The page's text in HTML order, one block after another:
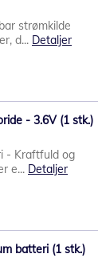
strømkilde
d... Detaljer
- 3.6V (1 stk.)
- Kraftfuld og
e... Detaljer
batteri (1 stk.)